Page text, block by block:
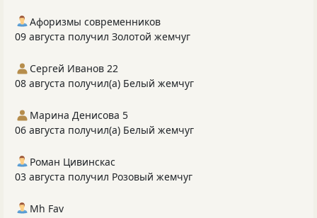
Афоризмы современников
09 августа получил Золотой жемчуг
Сергей Иванов 22
08 августа получил(а) Белый жемчуг
Марина Денисова 5
06 августа получил(а) Белый жемчуг
Роман Цивинскас
03 августа получил Розовый жемчуг
Mh Fav